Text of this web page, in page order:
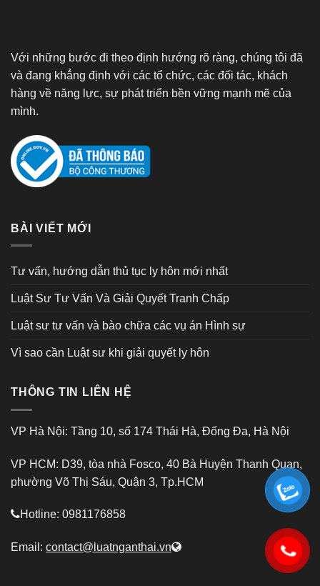
Với những bước đi theo định hướng rõ ràng, chúng tôi đã
và đang khẳng định với các tổ chức, các đối tác, khách
hàng về năng lực, sự phát triển bền vững mạnh mẽ của
mình.
BÀI VIẾT MỚI
Tư vấn, hướng dẫn thủ tục ly hôn mới nhất
Luật Sư Tư Vấn Và Giải Quyết Tranh Chấp
Luật sư tư vấn và bào chữa các vụ án Hình sự
Vì sao cần Luật sư khi giải quyết ly hôn
THÔNG TIN LIÊN HỆ
VP Hà Nội: Tầng 10, số 174 Thái Hà, Đống Đa, Hà Nội
VP HCM: D39, tòa nhà Fosco, 40 Bà Huyện Thanh Quan,
phường Võ Thị Sáu, Quận 3, Tp.HCM
Hotline: 0981176858
Email: contact@luatnganthai.vn